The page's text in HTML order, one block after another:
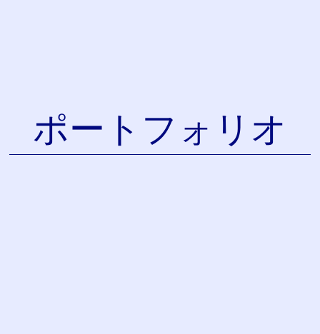
ポートフォリオ